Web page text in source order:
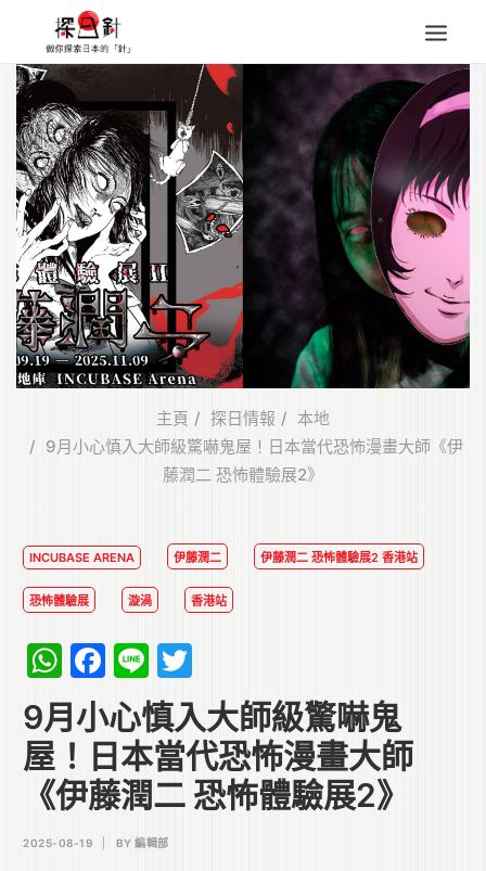
東北
四國
中部
人氣目的地
本地情報
東瀛特集
旅遊商品
Search
for:
主頁
探日情報
本地
9月小心慎入大師級驚嚇鬼屋！日本當代恐怖漫畫大師《伊
藤潤二 恐怖體驗展2》
INCUBASE ARENA 伊藤潤二 伊藤潤二 恐怖體驗展2 香港站
恐怖體驗展 漩渦 香港站
WhatsApp
Facebook
Line
9月小心慎入大師級驚嚇鬼
屋！日本當代恐怖漫畫大師
《伊藤潤二 恐怖體驗展2》
2025-08-19 BY 編輯部